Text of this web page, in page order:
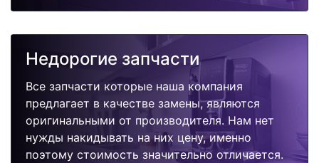
Недорогие запчасти
Все запчасти которые наша компания
предлагает в качестве замены, являются
оригинальными от производителя. Нам нет
нужды накидывать на них цену, именно
поэтому стоимость значительно отличается.